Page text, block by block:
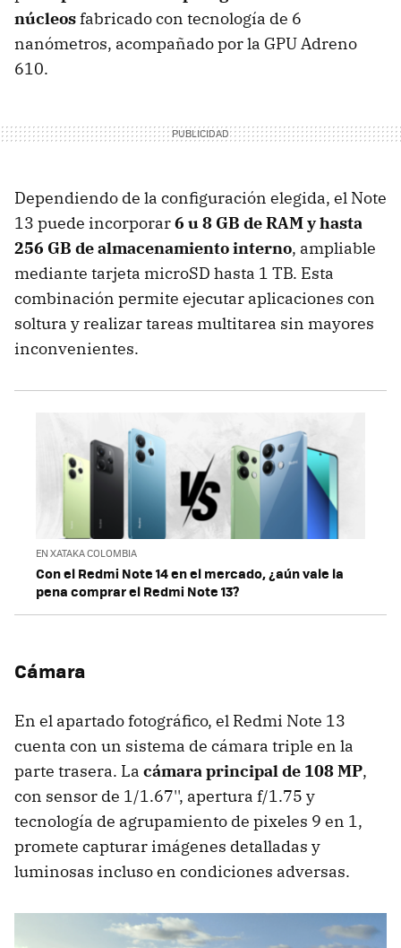
núcleosfabricado con tecnología de 6
nanómetros, acompañado por la GPU Adreno
610.
Dependiendo de la configuración elegida, el Note
13 puede incorporar6 u 8 GB de RAM y hasta
256 GB de almacenamiento interno, ampliable
mediante tarjeta microSD hasta 1 TB. Esta
combinación permite ejecutar aplicaciones con
soltura y realizar tareas multitarea sin mayores
inconvenientes.
EN XATAKA COLOMBIA
Con el Redmi Note 14 en el mercado, ¿aún vale la
pena comprar el Redmi Note 13?
Cámara
En el apartado fotográfico, el Redmi Note 13
cuenta con un sistema de cámara triple en la
parte trasera. La cámara principal de 108 MP,
con sensor de 1/1.67'', apertura f/1.75 y
tecnología de agrupamiento de pixeles 9 en 1,
promete capturar imágenes detalladas y
luminosas incluso en condiciones adversas.